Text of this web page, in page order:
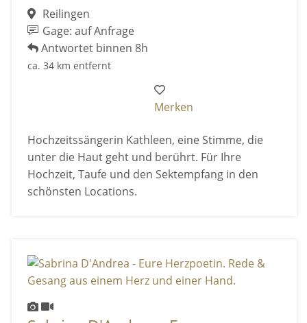
Reilingen
Gage: auf Anfrage
Antwortet binnen 8h
ca. 34 km entfernt
Merken
Hochzeitssängerin Kathleen, eine Stimme, die
unter die Haut geht und berührt. Für Ihre
Hochzeit, Taufe und den Sektempfang in den
schönsten Locations.